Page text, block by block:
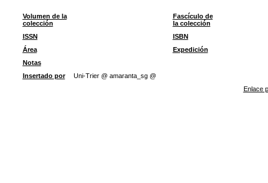
Volumen de la
colección
Fascículo de
la colección
ISSN
ISBN
Área
Expedición
Notas
Insertado por
Uni-Trier @ amaranta_sg @
Enlace